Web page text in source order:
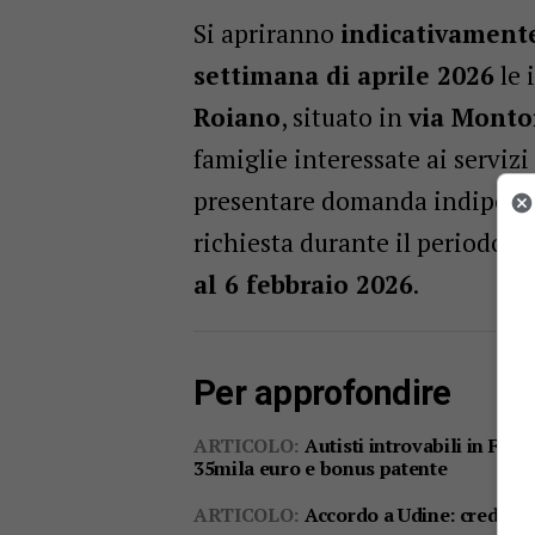
Si apriranno
settimana di aprile 2026 le
Roiano, situato in via
famiglie interessate ai
presentare domanda
richiesta durante il periodo
al 6 febbraio 2026.
Per approfondire
ARTICOLO: Autisti introvabili in
35mila euro e bonus patente
ARTICOLO: Accordo a Udine: credito